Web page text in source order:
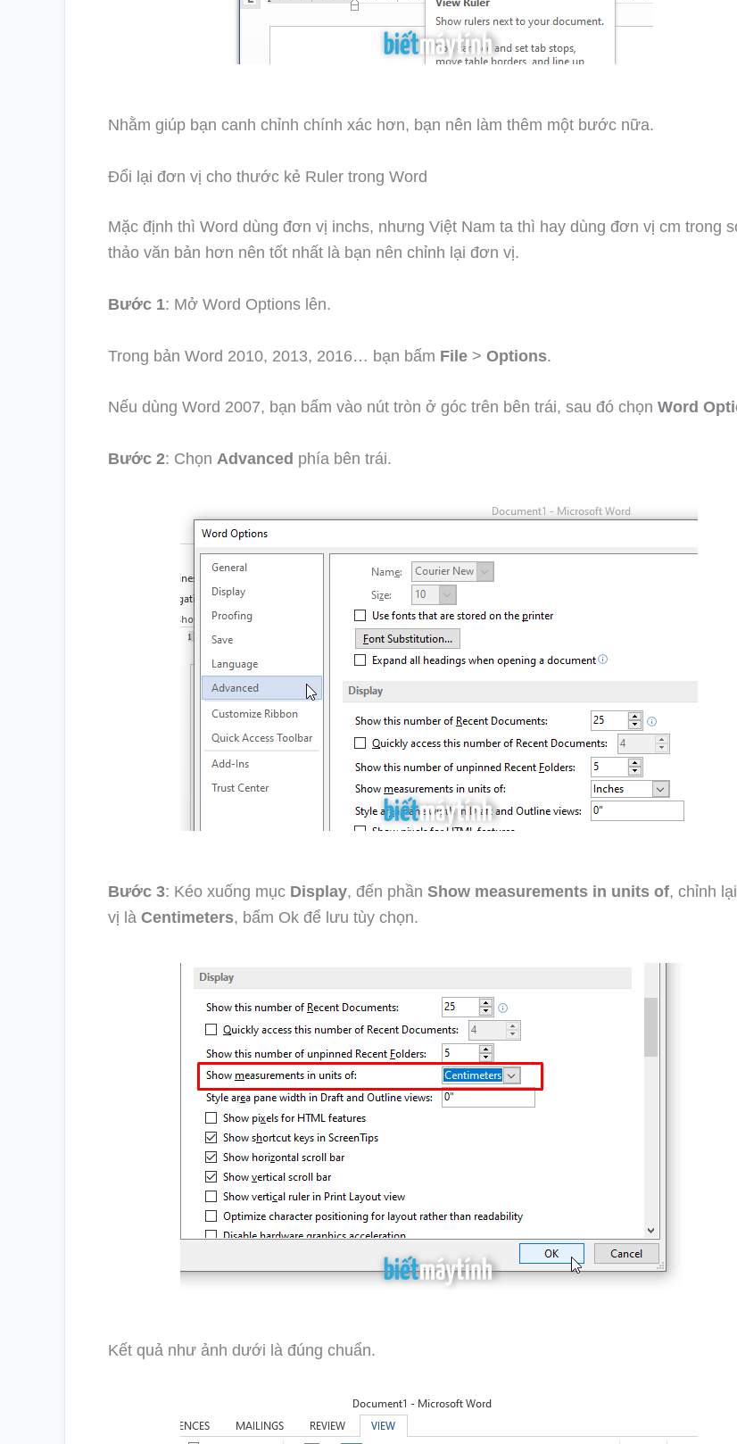
Nhằm giúp bạn canh chỉnh chính xác hơn, bạn nên làm thêm một bước nữa.
Đổi lại đơn vị cho thước kẻ Ruler trong Word
Mặc định thì Word dùng đơn vị inchs, nhưng Việt Nam ta thì hay dùng đơn vị cm trong
thảo văn bản hơn nên tốt nhất là bạn nên chỉnh lại đơn vị.
Bước 1: Mở Word Options lên.
Trong bản Word 2010, 2013, 2016… bạn bấm File > Options.
Nếu dùng Word 2007, bạn bấm vào nút tròn ở góc trên bên trái, sau đó chọn Word
Bước 2: Chọn Advanced phía bên trái.
Bước 3: Kéo xuống mục Display, đến phần Show measurements in units of, chỉnh
vị là Centimeters, bấm Ok để lưu tùy chọn.
Kết quả như ảnh dưới là đúng chuẩn.